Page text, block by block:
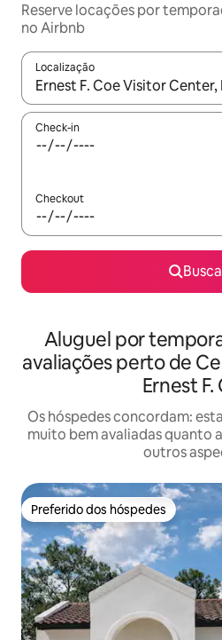
Reserve locações por
no Airbnb
Localização
Quando os resultados
Check-in
Checkout
Aluguel por
avaliações perto de
Ernest F.
Os hóspedes concordam:
muito bem avaliadas quanto
outros
Preferido dos hóspedes
Preferido dos hóspedes